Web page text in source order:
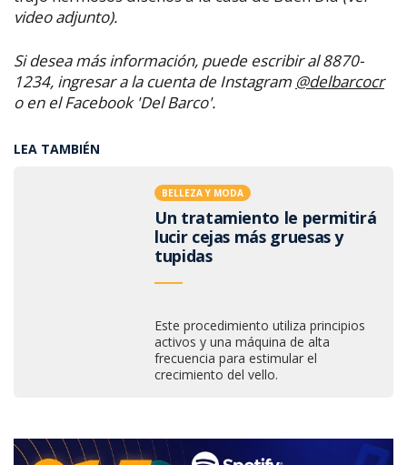
video adjunto).
Si desea más información, puede escribir al 8870-
1234, ingresar a la cuenta de Instagram @delbarcocr
o en el Facebook 'Del Barco'.
LEA TAMBIÉN
BELLEZA Y MODA
Un tratamiento le permitirá
lucir cejas más gruesas y
tupidas
Este procedimiento utiliza principios
activos y una máquina de alta
frecuencia para estimular el
crecimiento del vello.